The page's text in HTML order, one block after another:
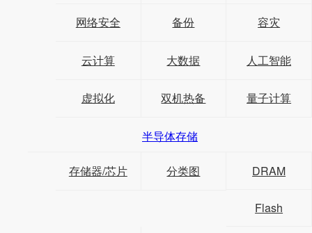
网络安全 备份 容灾
云计算 大数据 人工智能
虚拟化 双机热备 量子计算
半导体存储
存储器/芯片 分类图 DRAM
Flash